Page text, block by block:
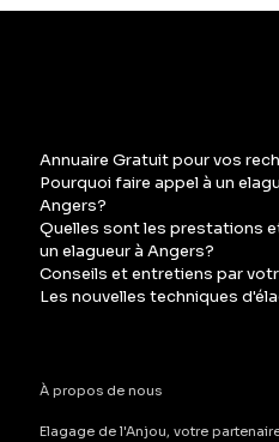
Annuaire Gratuit pour vos
Pourquoi faire appel à un
Angers?
Quelles sont les prestations
un elagueur à Angers?
Conseils et entretiens par
Les nouvelles techniques
À propos de nous
Elagage de l'Anjou, votre